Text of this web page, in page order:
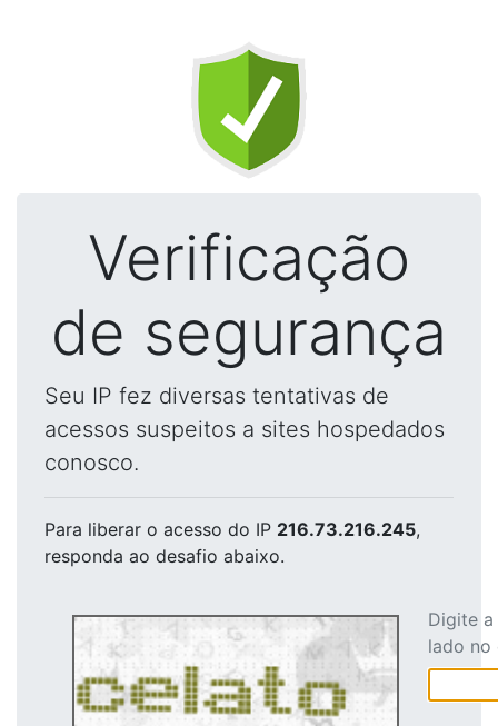
Verificação
de segurança
Seu IP fez diversas tentativas de
acessos suspeitos a sites hospedados
conosco.
Para liberar o acesso do IP 216.73.216.245,
responda ao desafio abaixo.
Digite
lado no